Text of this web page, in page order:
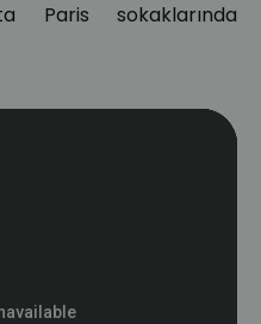
Paris sokaklarında